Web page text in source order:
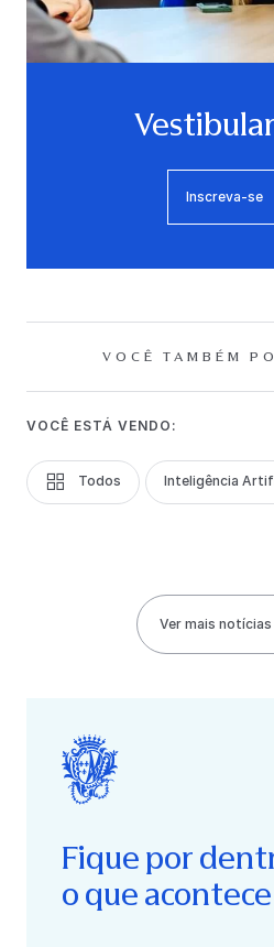
Inscreva-se
VOCÊ TAMBÉM
VOCÊ ESTÁ VENDO:
Todos Inteligência
Ver mais notícias
Fique por
o que